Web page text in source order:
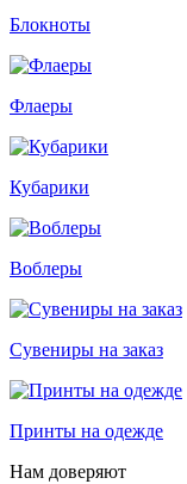
Блокноты
Флаеры
Кубарики
Воблеры
Сувениры на заказ
Принты на одежде
Нам доверяют